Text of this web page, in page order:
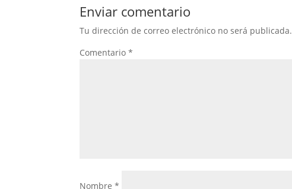
Enviar comentario
Tu dirección de correo electrónico no será publicada.
Comentario*
Nombre*